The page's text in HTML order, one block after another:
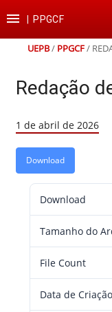
para
conteúdo
para
para
para
rodapé
 PPGCF
UEPB/ PPGCF/
Redação
1 de abril de 2026
Download
Download
Tamanho do
File Count
Data de Criação